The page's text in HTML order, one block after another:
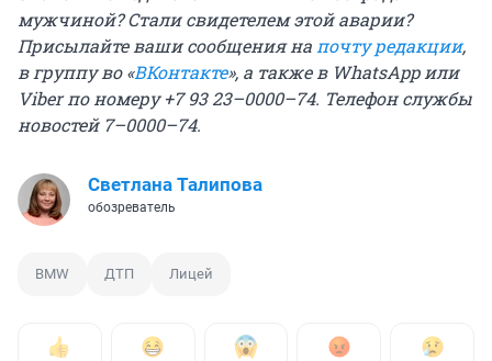
мужчиной? Стали свидетелем этой аварии?
Присылайте ваши сообщения на почту редакции,
в группу во «ВКонтакте», а также в WhatsApp или
Viber по номеру +7 93 23–0000–74. Телефон службы
новостей 7–0000–74.
Светлана Талипова
обозреватель
BMW ДТП Лицей